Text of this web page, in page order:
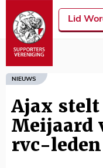
Lid
NIEUWS
Ajax
Meijaard
rvc-leden